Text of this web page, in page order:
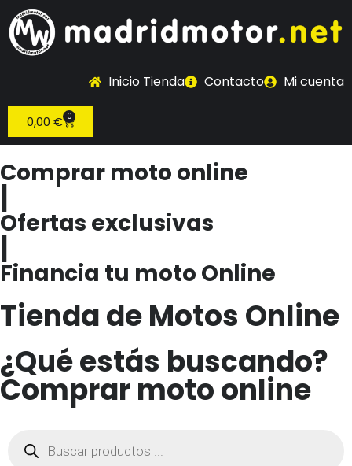
Inicio Tienda Contacto Mi cuenta
0,00 € 0
Comprar moto online
|
Ofertas exclusivas
|
Financia tu moto Online
Tienda de Motos Online
¿Qué estás buscando?
Comprar moto online